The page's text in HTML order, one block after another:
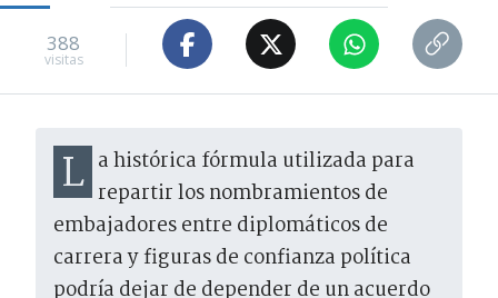
388
visitas
La histórica fórmula utilizada para repartir los nombramientos de
embajadores entre diplomáticos de
carrera y figuras de confianza política
podría dejar de depender de un acuerdo